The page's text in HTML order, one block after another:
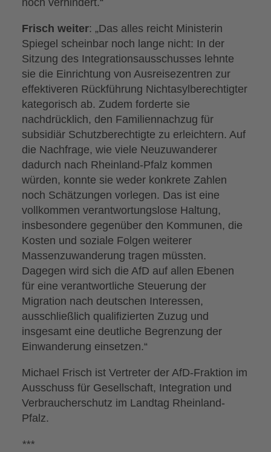
Frisch weiter: „Das alles reicht Ministerin
Spiegel scheinbar noch lange nicht: In der
Sitzung des Integrationsausschusses lehnte
sie die Einrichtung von Ausreisezentren zur
effektiveren Rückführung Nichtasylberechtigter
kategorisch ab. Zudem forderte sie
nachdrücklich, den Familiennachzug für
subsidiär Schutzberechtigte zu erleichtern. Auf
die Nachfrage, wie viele Neuzuwanderer
dadurch nach Rheinland-Pfalz kommen
würden, konnte sie weder konkrete Zahlen
noch Schätzungen vorlegen. Das ist eine
vollkommen verantwortungslose Haltung,
insbesondere gegenüber den Kommunen, die
Kosten und soziale Folgen weiterer
Massenzuwanderung tragen müssten.
Dagegen wird sich die AfD auf allen Ebenen
für eine verantwortliche Steuerung der
Migration nach deutschen Interessen,
ausschließlich qualifizierten Zuzug und
insgesamt eine deutliche Begrenzung der
Einwanderung einsetzen.“
Michael Frisch ist Vertreter der AfD-Fraktion im
Ausschuss für Gesellschaft, Integration und
Verbraucherschutz im Landtag Rheinland-
Pfalz.
***